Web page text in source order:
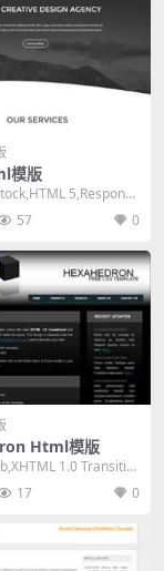
模版
5,Responsi
57 0
Html模版
1.0 Transitio
17 0